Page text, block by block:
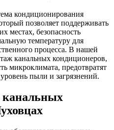
кондиционирования
позволяет поддерживать
местах, безопасность
температуру для
процесса. В нашей
канальных кондиционеров,
микроклимата, предотвратят
пыли и загрязнений.